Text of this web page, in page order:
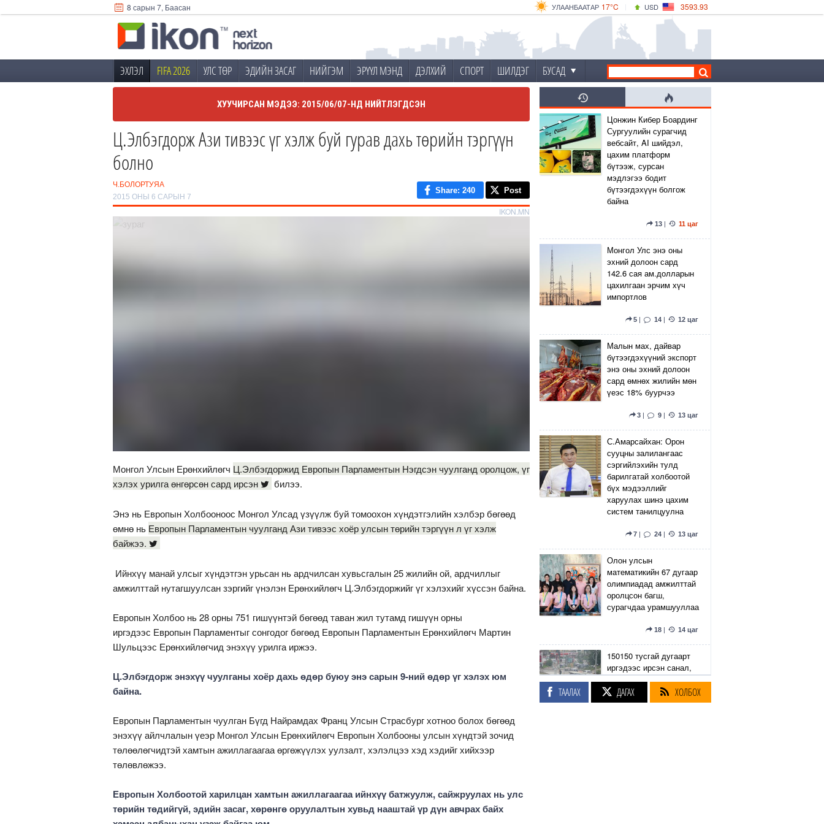
8 сарын 7, Баасан 17°C
УЛААНБААТАР
18°C
ДАРХАН
15°C
ЭРДЭНЭТ
USD 3593.93
4149.01
ЭХЛЭЛ FIFA 2026 УЛС ТӨР ЭДИЙН ЗАСАГ НИЙГЭМ ЭРҮҮЛ МЭНД ДЭЛХИЙ СПОРТ ШИЛДЭГ БУСАД
ХУУЧИРСАН МЭДЭЭ: 2015/06/07-НД НИЙТЛЭГДСЭН
Ц.Элбэгдорж Ази тивээс үг хэлж буй гурав дахь төрийн тэргүүн
болно
Ч.БОЛОРТУЯА
2015 ОНЫ 6 САРЫН 7
Share: 240 Post
IKON.MN
Монгол Улсын Ерөнхийлөгч Ц.Элбэгдоржид Европын Парламентын Нэгдсэн чуулганд оролцож, үг
хэлэх урилга өнгөрсөн сард ирсэн
билээ.
Энэ нь Европын Холбооноос Монгол Улсад үзүүлж буй томоохон хүндэтгэлийн хэлбэр бөгөөд
өмнө нь Европын Парламентын чуулганд Ази тивээс хоёр улсын төрийн тэргүүн л үг хэлж
байжээ.
Ийнхүү манай улсыг хүндэтгэн урьсан нь ардчилсан хувьсгалын 25 жилийн ой, ардчиллыг
амжилттай нутагшуулсан зэргийг үнэлэн Ерөнхийлөгч Ц.Элбэгдоржийг үг хэлэхийг хүссэн байна.
Европын Холбоо нь 28 орны 751 гишүүнтэй бөгөөд таван жил тутамд гишүүн орны
иргэдээс Европын Парламентыг сонгодог бөгөөд Европын Парламентын Ерөнхийлөгч Мартин
Шульцээс Ерөнхийлөгчид энэхүү урилга иржээ.
Ц.Элбэгдорж энэхүү чуулганы хоёр дахь өдөр буюу энэ сарын 9-ний өдөр үг хэлэх юм
байна.
Европын Парламентын чуулган Бүгд Найрамдах Франц Улсын Страсбург хотноо болох бөгөөд
энэхүү айлчлалын үеэр Монгол Улсын Ерөнхийлөгч Европын Холбооны улсын хүндтэй зочид
төлөөлөгчидтэй хамтын ажиллагаагаа өргөжүүлэх уулзалт, хэлэлцээ хэд хэдийг хийхээр
төлөвлөжээ.
Европын Холбоотой харилцан хамтын ажиллагаагаа ийнхүү батжуулж, сайжруулах нь улс
төрийн төдийгүй, эдийн засаг, хөрөнгө оруулалтын хувьд нааштай үр дүн авчрах байх
Цонжин Кибер Боардинг
Сургуулийн сурагчид
вебсайт, AI шийдэл,
цахим платформ
бүтээж, сурсан
мэдлэгээ бодит
бүтээгдэхүүн болгож
байна
13| 11 цаг
Монгол Улс энэ оны
эхний долоон сард
142.6 сая ам.долларын
цахилгаан эрчим хүч
импортлов
5 | 14 | 12 цаг
Малын мах, дайвар
бүтээгдэхүүний экспорт
энэ оны эхний долоон
сард өмнөх жилийн мөн
үеэс 18% буурчээ
3 | 9 | 13 цаг
С.Амарсайхан: Орон
сууцны залилангаас
сэргийлэхийн тулд
барилгатай холбоотой
бүх мэдээллийг
харуулах шинэ цахим
систем танилцуулна
7 | 24 | 13 цаг
Олон улсын
математикийн 67 дугаар
олимпиадад амжилттай
оролцсон багш,
сурагчдаа урамшууллаа
18| 14 цаг
150150 тусгай дугаарт
иргэдээс ирсэн санал,
гомдлыг нийслэлийн
эрх бүхий 23 албан
тушаалтан хэрхэн
ТААЛАХ ДАГАХ ХОЛБОХ